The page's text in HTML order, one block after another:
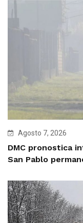
Agosto 7, 2026
DMC pronostica
San Pablo